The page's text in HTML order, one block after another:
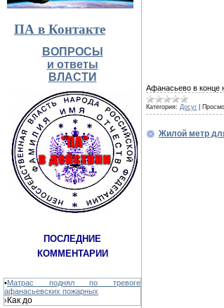
ПА в Контакте
ВОПРОСЫ
и ответы
ВЛАСТИ
ПОСЛЕДНИЕ
КОММЕНТАРИИ
•Матрас поднял по тревоге
афанасьевских пожарных
›Как до
Афанасьево в конце
Категория: Досуг
Жилой метр